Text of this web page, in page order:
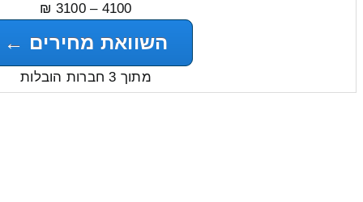
4100 – 3100 ₪
השוואת מחירים ←
מתוך 3 חברות הובלות